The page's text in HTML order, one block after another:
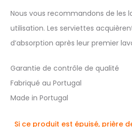
Nous vous recommandons de les
utilisation. Les serviettes
d’absorption après leur premier
Garantie de contrôle de qualité
Fabriqué au Portugal
Made in Portugal
Si ce produit est épuisé, prière